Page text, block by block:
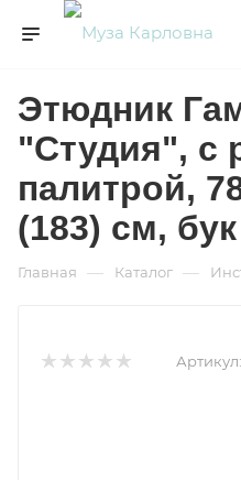
Этюдник
"Студия", с
палитрой,
(183) см, бук
Главная — Каталог —
Артикул: